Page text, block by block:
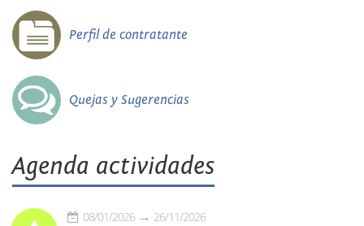
Perfil de contratante
Quejas y Sugerencias
Agenda actividades
08/01/2026 26/11/2026